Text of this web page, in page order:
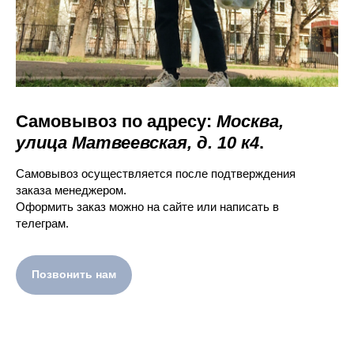
Самовывоз по адресу: Москва,
улица Матвеевская, д. 10 к4.
Самовывоз осуществляется после подтверждения
заказа менеджером.
Оформить заказ можно на сайте или написать в
телеграм.
Позвонить нам